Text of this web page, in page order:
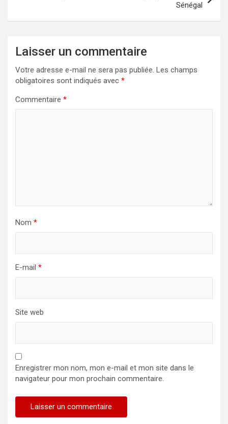
Sénégal
Laisser un commentaire
Votre adresse e-mail ne sera pas publiée. Les champs
obligatoires sont indiqués avec *
Commentaire *
Nom *
E-mail *
Site web
Enregistrer mon nom, mon e-mail et mon site dans le
navigateur pour mon prochain commentaire.